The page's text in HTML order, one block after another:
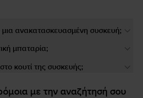
μια ανακατασκευασμένη συσκευή;
μπαταρία;
κουτί της συσκευής;
με την αναζήτησή σου